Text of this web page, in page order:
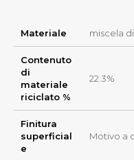
Materiale miscela
Contenuto
di
materiale
riciclato %
22.3%
Finitura
superficial
e
Motivo a